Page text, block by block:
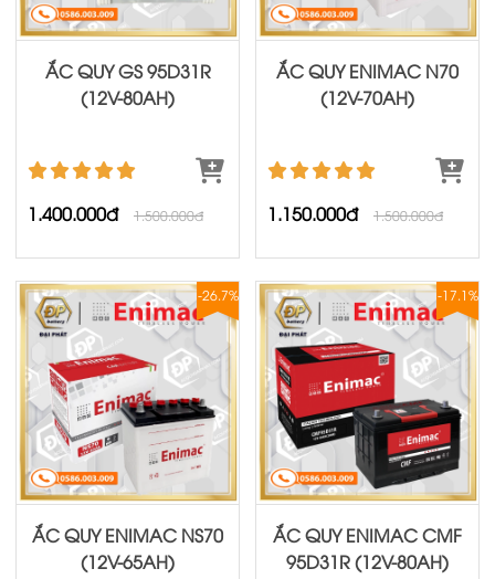
ẮC QUY GS 95D31R
(12V-80AH)
1.400.000đ 1.500.000đ
ẮC QUY ENIMAC N70
(12V-70AH)
1.150.000đ 1.500.000đ
-26.7%
ẮC QUY ENIMAC NS70
(12V-65AH)
-17.1%
ẮC QUY ENIMAC CMF
95D31R (12V-80AH)